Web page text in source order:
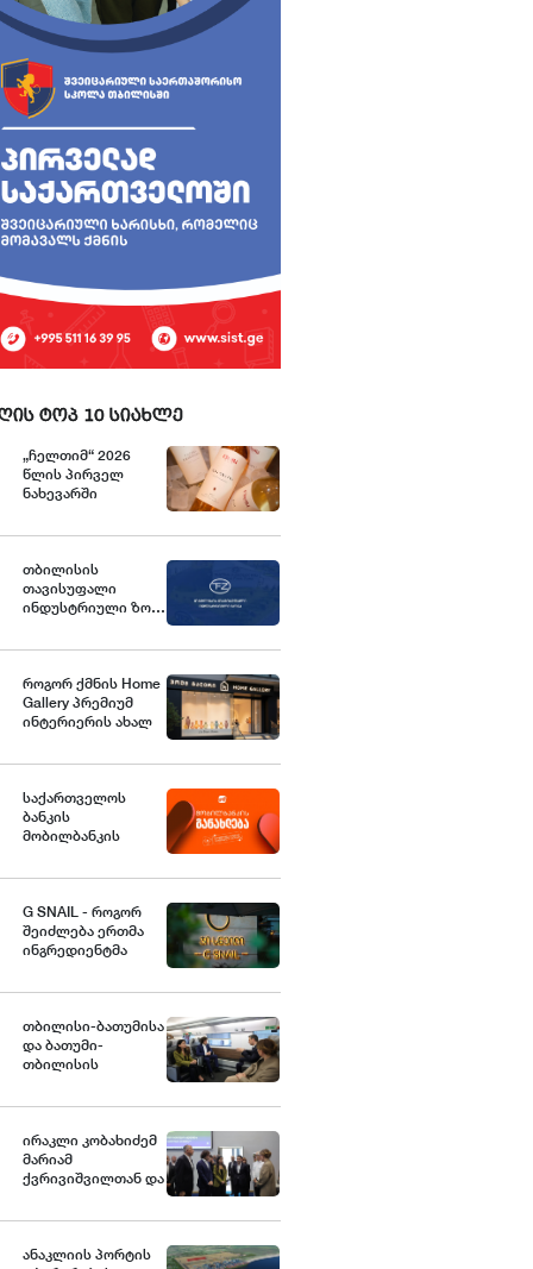
ტოპ 10 სიახლე
„ჩელთიმ“ 2026
წლის პირველ
ნახევარში
საერთაშორისო
გააძლიერა
თბილისის
თავისუფალი
ინდუსტრიული ზონა
ავრცელებს
როგორ ქმნის Home
Gallery პრემიუმ
ინტერიერის ახალ
საქართველოში
საქართველოს
ბანკის
მობილბანკის
ახალი
G SNAIL - როგორ
შეიძლება ერთმა
ინგრედიენტმა
საერთაშორისო
კონცეფციას
ჩაუყაროს
საფუძველი
თბილისი-ბათუმისა
და ბათუმი-
თბილისის
მატარებლით
ხანგრძლივობა 4
საათამდე
შემცირდა -
თბილისის
საქართველოს
ირაკლი კობახიძემ
მარიამ
ქვრივიშვილთან და
პატარაძესთან
სახელმწიფო
ანაკლიის პორტის